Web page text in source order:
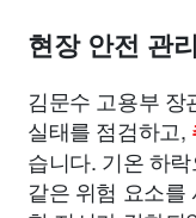
현장 안전 관
김문수 고용부 장
실태를 점검하고,
습니다. 기온 하
같은 위험 요소를